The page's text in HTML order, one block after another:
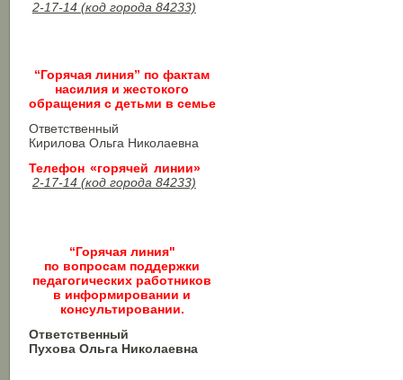
2-17-14 (код города 84233)
“Горячая линия” по фактам
насилия и жестокого
обращения с детьми в семье
Ответственный
Кирилова Ольга Николаевна
Телефон «горячей линии»
2-17-14 (код города 84233)
“Горячая линия"
по вопросам поддержки
педагогических работников
в информировании и
консультировании.
Ответственный
Пухова Ольга Николаевна